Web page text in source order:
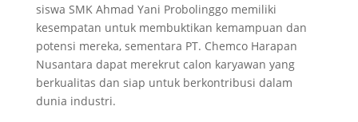
siswa SMK Ahmad Yani Probolinggo memiliki
kesempatan untuk membuktikan kemampuan dan
potensi mereka, sementara PT. Chemco Harapan
Nusantara dapat merekrut calon karyawan yang
berkualitas dan siap untuk berkontribusi dalam
dunia industri.